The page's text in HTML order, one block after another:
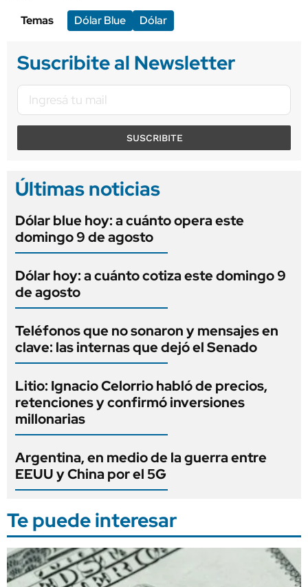
Temas
Dólar Blue Dólar
Suscribite al Newsletter
SUSCRIBITE
Últimas noticias
Dólar blue hoy: a cuánto opera este
domingo 9 de agosto
Dólar hoy: a cuánto cotiza este domingo 9
de agosto
Teléfonos que no sonaron y mensajes en
clave: las internas que dejó el Senado
Litio: Ignacio Celorrio habló de precios,
retenciones y confirmó inversiones
millonarias
Argentina, en medio de la guerra entre
EEUU y China por el 5G
Te puede interesar